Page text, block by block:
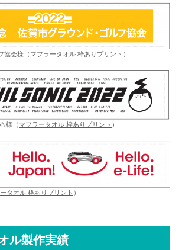
協会様（ マフラータオル 枠ありプリント ）
様（ マフラータオル 枠ありプリント ）
タオル 枠ありプリント ）
ル製作実績